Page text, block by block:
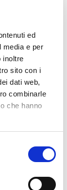
ed
media e per
inoltre
sito con i
dati web,
combinarle
che hanno
"sorél",
la
cucina
alpina.
stagionato
come si
prodotti